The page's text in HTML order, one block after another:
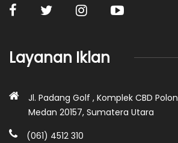
Layanan Iklan
Jl. Padang Golf , Komplek CBD
Medan 20157, Sumatera Utara
(061) 4512 310